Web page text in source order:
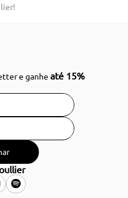
e ganheaté 15%